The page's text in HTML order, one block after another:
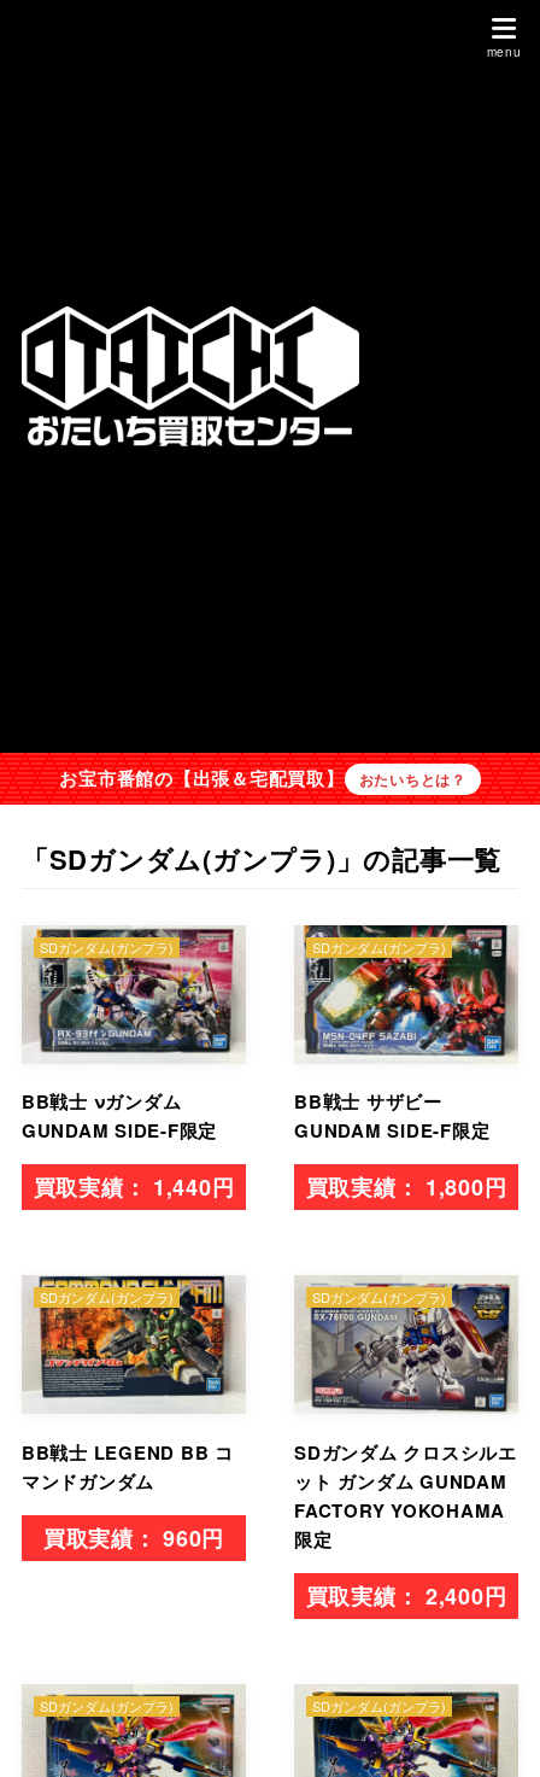
お宝市番館の【出張＆宅配買取】 おたいちとは？
「SDガンダム(ガンプラ)」の記事一覧
BB戦士 νガンダム
GUNDAM SIDE-F限定
1,440円
SDガンダム(ガンプラ)
BB戦士 サザビー
GUNDAM SIDE-F限定
1,800円
SDガンダム(ガンプラ)
BB戦士 LEGEND BB コ
マンドガンダム
960円
SDガンダム(ガンプラ)
SDガンダム クロスシルエ
ット ガンダム GUNDAM
FACTORY YOKOHAMA
限定
2,400円
SDガンダム(ガンプラ)
SDガンダム(ガンプラ) SDガンダム(ガンプラ)